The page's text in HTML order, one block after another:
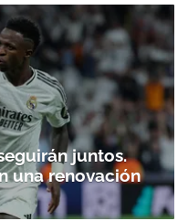
juntos.
una renovación